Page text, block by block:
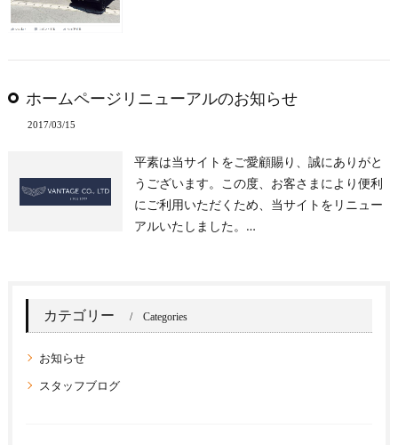
ホームページリニューアルのお知らせ
2017/03/15
平素は当サイトをご愛顧賜り、誠にありがと
うございます。この度、お客さまにより便利
にご利用いただくため、当サイトをリニュー
アルいたしました。…
カテゴリー Categories
お知らせ
スタッフブログ